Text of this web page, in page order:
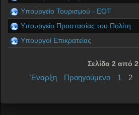
Υπουργείο Τουρισμού - ΕΟΤ
Υπουργείο Προστασίας του Πολίτη
Υπουργοί Επικρατείας
Σελίδα 2 από 2
Έναρξη Προηγούμενο 1 2